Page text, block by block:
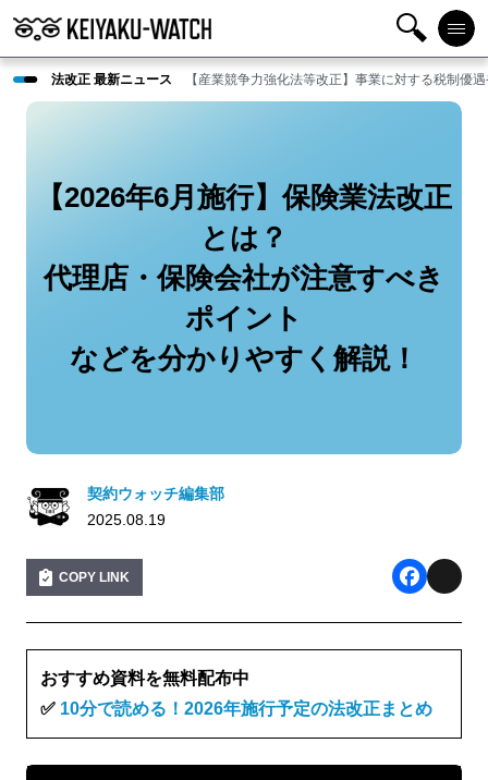
検
索
メニ
ュー
法改正 最新ニュース 【産業競争力強化法等改正】事業に対する税制優
【2026年6月施行】保険業法改正
とは？
代理店・保険会社が注意すべき
ポイント
などを分かりやすく解説！
契約ウォッチ編集部
2025.08.19
COPY LINK
a
e
b
おすすめ資料を無料配布中
✅ 10分で読める！2026年施行予定の法改正まとめ